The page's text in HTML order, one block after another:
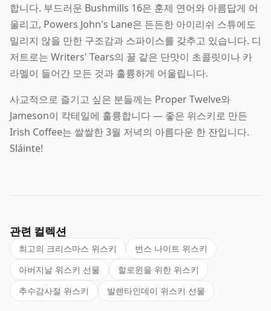
합니다. 부드러운 Bushmills 16은 훈제 연어와 아름답게 어
울리고, Powers John's Lane은 든든한 아이리쉬 스튜에도
밀리지 않을 만한 구조감과 스파이스를 갖추고 있습니다. 디
저트로는 Writers' Tears의 꿀 같은 단맛이 초콜릿이나 카
라멜이 들어간 모든 것과 훌륭하게 어울립니다.
사교적으로 즐기고 싶은 분들께는 Proper Twelve와
Jameson이 칵테일에 훌륭합니다 — 좋은 위스키로 만든
Irish Coffee는 쌀쌀한 3월 저녁의 아름다운 한 잔입니다.
Sláinte!
관련 컬렉션
최고의 크리스마스 위스키
번스 나이트 위스키
아버지날 위스키 선물
할로윈을 위한 위스키
추수감사절 위스키
발렌타인데이 위스키 선물